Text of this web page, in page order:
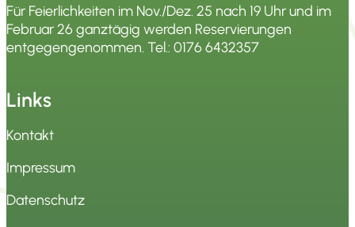
Für Feierlichkeiten im Nov./Dez. 25 nach 19 Uhr und im
Februar 26 ganztägig werden Reservierungen
entgegengenommen. Tel.: 0176 6432357
Links
Kontakt
Impressum
Datenschutz